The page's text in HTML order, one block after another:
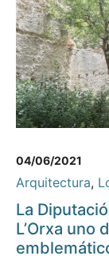
04/06/2021
Arquitectura,
La
L’Orxa uno